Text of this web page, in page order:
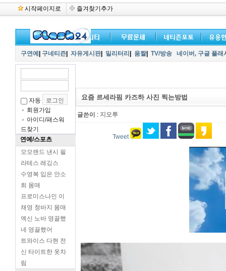
시작페이지로 즐겨찾기추가
구연예 구네티즌 자유게시판| 밀리터리 움짤| TV/방송 네이버, 구글 플
자동
회원가입
아이디/패스워
드찾기
연예/스포츠
모모랜드 낸시 필
라테스 레깅스
수영복 입은 안소
희 몸매
프로미스나인 이
채영 청바지 몸매
엑신 노바 영끌했
네 영끌했어
트와이스 다현 전
신 타이트한 옷차
림
요즘 르세라핌 카즈하 사진 찍는방법
글쓴이 : 지오투
Tweet